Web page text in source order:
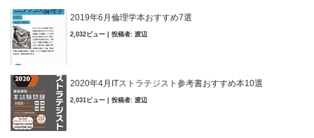
2019年6月倫理学本おすすめ7選
2,032ビュー 投稿者: 渡辺
2020年4月ITストラテジスト参考書おすすめ本10選
2,031ビュー 投稿者: 渡辺